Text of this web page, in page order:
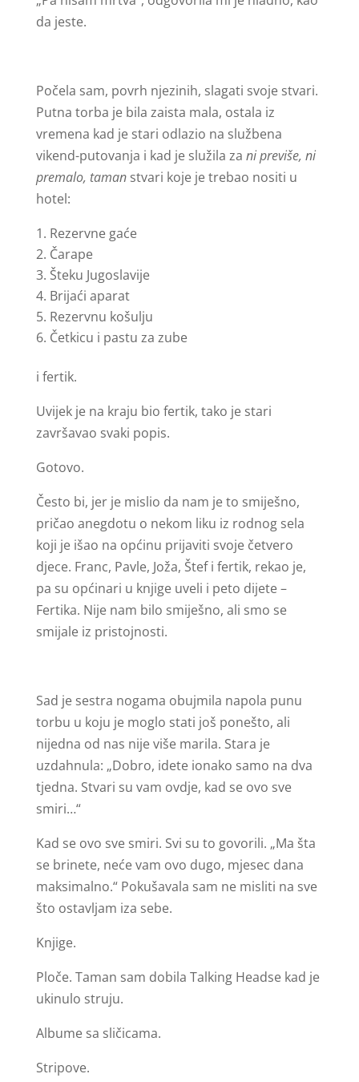
da jeste.
Počela sam, povrh njezinih, slagati svoje stvari.
Putna torba je bila zaista mala, ostala iz
vremena kad je stari odlazio na službena
vikend-putovanja i kad je služila za ni previše, ni
premalo, tamanstvari koje je trebao nositi u
hotel:
Rezervne gaće
Čarape
Šteku Jugoslavije
Brijaći aparat
Rezervnu košulju
Četkicu i pastu za zube
i fertik.
Uvijek je na kraju bio fertik, tako je stari
završavao svaki popis.
Gotovo.
Često bi, jer je mislio da nam je to smiješno,
pričao anegdotu o nekom liku iz rodnog sela
koji je išao na općinu prijaviti svoje četvero
djece. Franc, Pavle, Joža, Štef i fertik, rekao je,
pa su općinari u knjige uveli i peto dijete –
Fertika. Nije nam bilo smiješno, ali smo se
smijale iz pristojnosti.
Sad je sestra nogama obujmila napola punu
torbu u koju je moglo stati još ponešto, ali
nijedna od nas nije više marila. Stara je
uzdahnula: „Dobro, idete ionako samo na dva
tjedna. Stvari su vam ovdje, kad se ovo sve
smiri…“
Kad se ovo sve smiri. Svi su to govorili. „Ma šta
se brinete, neće vam ovo dugo, mjesec dana
maksimalno.“ Pokušavala sam ne misliti na sve
što ostavljam iza sebe.
Knjige.
Ploče. Taman sam dobila Talking Headse kad je
ukinulo struju.
Albume sa sličicama.
Stripove.